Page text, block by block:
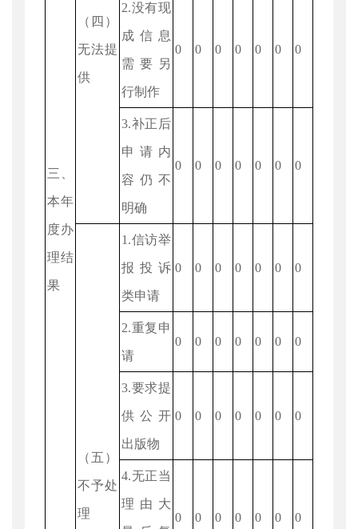
三、
本年
度办
理结
果
（四）
无法提
供
2.没有现
成信息
需要另
行制作
0 0 0 0 0 0 0
3.补正后
申请内
容仍不
明确
0 0 0 0 0 0 0
（五）
不予处
理
1.信访举
报投诉
类申请
0 0 0 0 0 0 0
2.重复申
请
0 0 0 0 0 0 0
3.要求提
供公开
出版物
0 0 0 0 0 0 0
4.无正当
理由大
0 0 0 0 0 0 0